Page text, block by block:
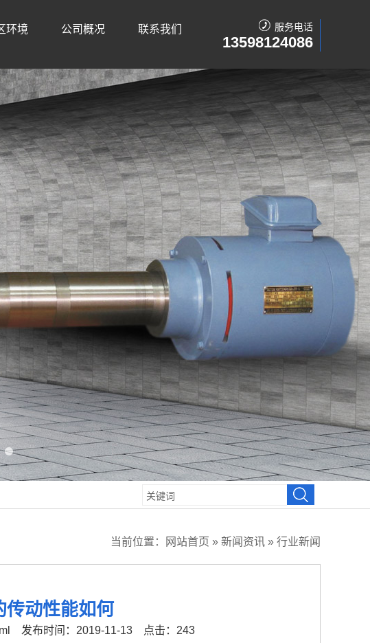
环境 公司概况 联系我们 服务电话
13598124086
当前位置： 网站首页 » 新闻资讯 » 行业新闻
传动性能如何
发布时间：2019-11-13 点击：243